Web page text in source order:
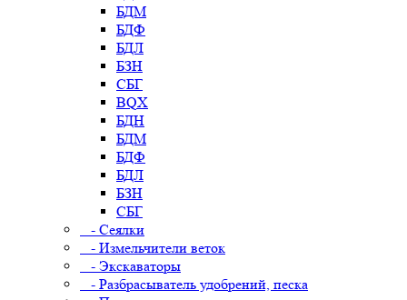
БДМ
БДФ
БДЛ
БЗН
СБГ
BQX
БДН
БДМ
БДФ
БДЛ
БЗН
СБГ
- Сеялки
- Измельчители веток
- Экскаваторы
- Разбрасыватель удобрений, песка